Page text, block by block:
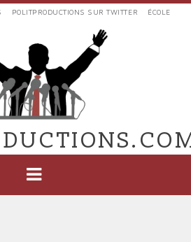
POLITPRODUCTIONS SUR TWITTER ÉCOLE